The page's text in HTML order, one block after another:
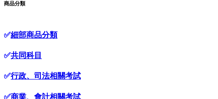
商品分類
✅細部商品分類
✅共同科目
✅行政、司法相關考試
✅商業、會計相關考試